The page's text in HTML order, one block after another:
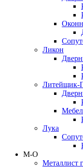
Ликон
Литейщик-
Лука
М-О
Металлист